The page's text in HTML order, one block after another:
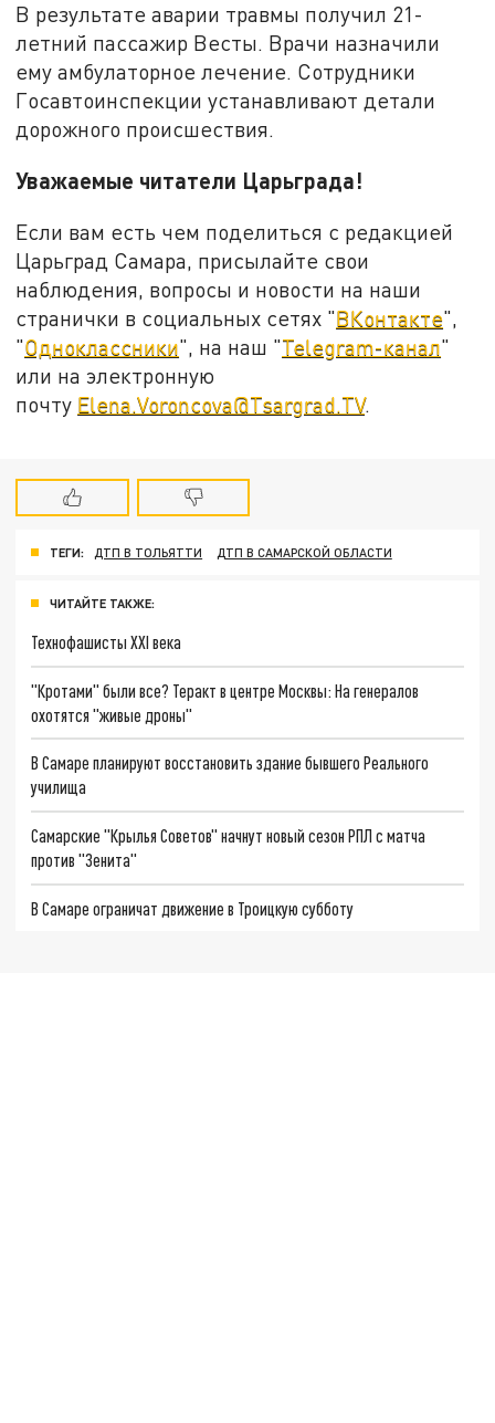
В результате аварии травмы получил 21-
летний пассажир Весты. Врачи назначили
ему амбулаторное лечение. Сотрудники
Госавтоинспекции устанавливают детали
дорожного происшествия.
Уважаемые читатели Царьграда!
Если вам есть чем поделиться с редакцией
Царьград Самара, присылайте свои
наблюдения, вопросы и новости на наши
странички в социальных сетях "ВКонтакте",
"Одноклассники", на наш "Telegram-канал"
или на электронную
почту Elena.Voroncova@Tsargrad.TV.
ТЕГИ: ДТП В ТОЛЬЯТТИ ДТП В САМАРСКОЙ ОБЛАСТИ
ЧИТАЙТЕ ТАКЖЕ:
Технофашисты XXI века
"Кротами" были все? Теракт в центре Москвы: На генералов
охотятся "живые дроны"
В Самаре планируют восстановить здание бывшего Реального
училища
Самарские "Крылья Советов" начнут новый сезон РПЛ с матча
против "Зенита"
В Самаре ограничат движение в Троицкую субботу